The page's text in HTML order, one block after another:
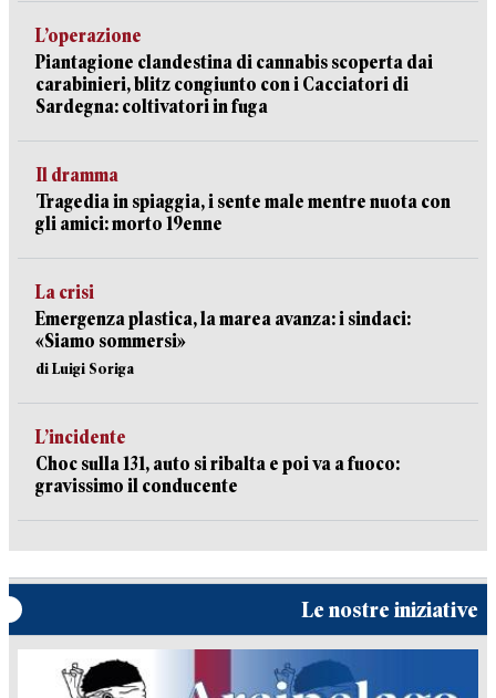
L’operazione
Piantagione clandestina di cannabis scoperta dai
carabinieri, blitz congiunto con i Cacciatori di
Sardegna: coltivatori in fuga
Il dramma
Tragedia in spiaggia, i sente male mentre nuota con
gli amici: morto 19enne
La crisi
Emergenza plastica, la marea avanza: i sindaci:
«Siamo sommersi»
di Luigi Soriga
L’incidente
Choc sulla 131, auto si ribalta e poi va a fuoco:
gravissimo il conducente
Le nostre iniziative